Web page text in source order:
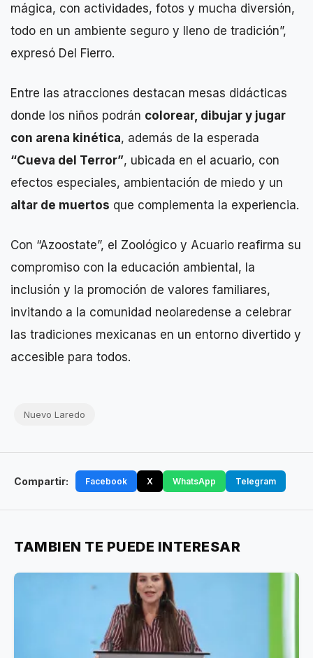
mágica, con actividades, fotos y mucha diversión,
todo en un ambiente seguro y lleno de tradición”,
expresó Del Fierro.
Entre las atracciones destacan mesas didácticas
donde los niños podrán colorear, dibujar y jugar
con arena kinética, además de la esperada
“Cueva del Terror”, ubicada en el acuario, con
efectos especiales, ambientación de miedo y un
altar de muertos que complementa la experiencia.
Con “Azoostate”, el Zoológico y Acuario reafirma su
compromiso con la educación ambiental, la
inclusión y la promoción de valores familiares,
invitando a la comunidad neolaredense a celebrar
las tradiciones mexicanas en un entorno divertido y
accesible para todos.
Nuevo Laredo
Compartir: Facebook X WhatsApp Telegram
TAMBIEN TE PUEDE INTERESAR